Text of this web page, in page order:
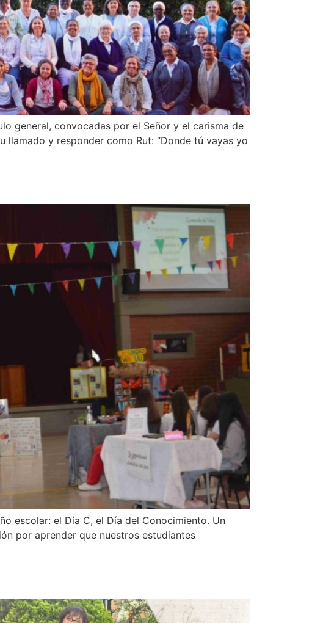
general, convocadas por el Señor y el carisma de
y responder como Rut: “Donde tú vayas yo
escolar: el Día C, el Día del Conocimiento. Un
por aprender que nuestros estudiantes